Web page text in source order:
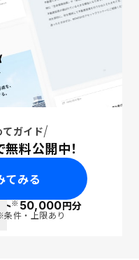
ガイド
料公開中！
てみる
ト※50,000円分
件・上限あり